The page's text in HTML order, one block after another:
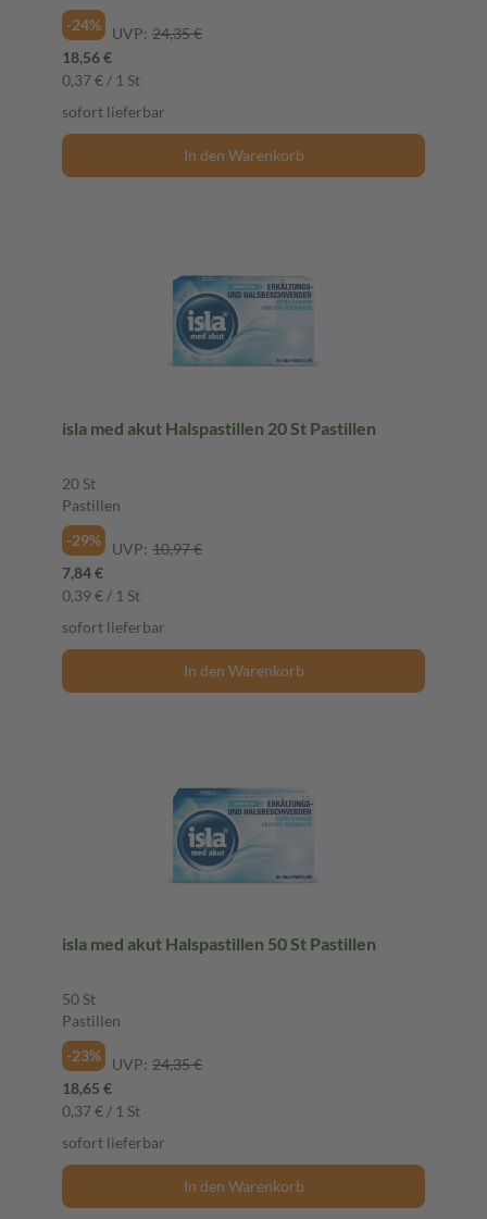
-24%
UVP: 24,35 €
18,56 €
0,37 € / 1 St
sofort lieferbar
In den Warenkorb
isla med akut Halspastillen 20 St Pastillen
20 St
Pastillen
-29%
UVP: 10,97 €
7,84 €
0,39 € / 1 St
sofort lieferbar
In den Warenkorb
isla med akut Halspastillen 50 St Pastillen
50 St
Pastillen
-23%
UVP: 24,35 €
18,65 €
0,37 € / 1 St
sofort lieferbar
In den Warenkorb